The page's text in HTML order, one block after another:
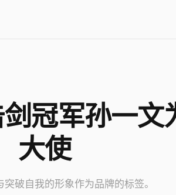
冠军孙一文
大使
突破自我的形象作为品牌的标签。